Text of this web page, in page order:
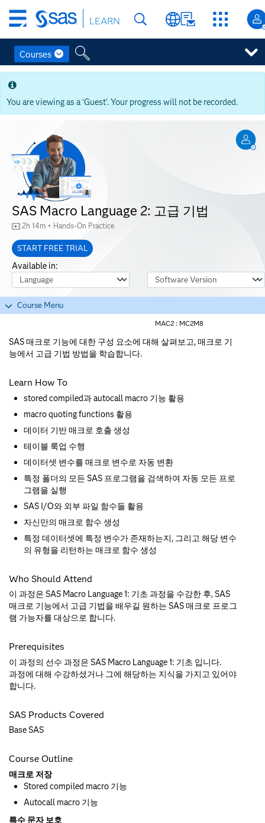
Skip
main
content
Skip
main
content
LEARN
Courses
You are viewing as a ‘Guest’. Your progress will not be recorded.
SAS Macro Language 2: 고급 기법
2h 14m + Hands-On Practice
START FREE TRIAL
Available in:
Course Language
Software Version
Course Menu
MAC2 : MC2M8
SAS 매크로 기능에 대한 구성 요소에 대해 살펴보고, 매크로 기
능에서 고급 기법 방법을 학습합니다.
Learn How To
stored compiled과 autocall macro 기능 활용
macro quoting functions 활용
데이터 기반 매크로 호출 생성
테이블 룩업 수행
데이터셋 변수를 매크로 변수로 자동 변환
특정 폴더의 모든 SAS 프로그램을 검색하여 자동 모든 프로
그램을 실행
SAS I/O와 외부 파일 함수들 활용
자신만의 매크로 함수 생성
특정 데이터셋에 특정 변수가 존재하는지, 그리고 해당 변수
의 유형을 리턴하는 매크로 함수 생성
Who Should Attend
이 과정은 SAS Macro Language 1: 기초 과정을 수강한 후, SAS
매크로 기능에서 고급 기법을 배우길 원하는 SAS 매크로 프로그
램 가능자를 대상으로 합니다.
Prerequisites
이 과정의 선수 과정은 SAS Macro Language 1: 기초 입니다.
과정에 대해 수강하셨거나 그에 해당하는 지식을 가지고 있어야
합니다.
SAS Products Covered
Base SAS
Course Outline
매크로 저장
Stored compiled macro 기능
Autocall macro 기능
특수 문자 보호